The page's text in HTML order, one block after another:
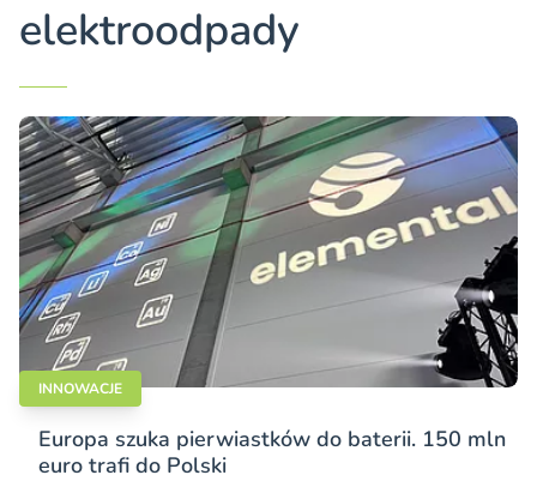
elektroodpady
INNOWACJE
Europa szuka pierwiastków do baterii. 150 mln
euro trafi do Polski